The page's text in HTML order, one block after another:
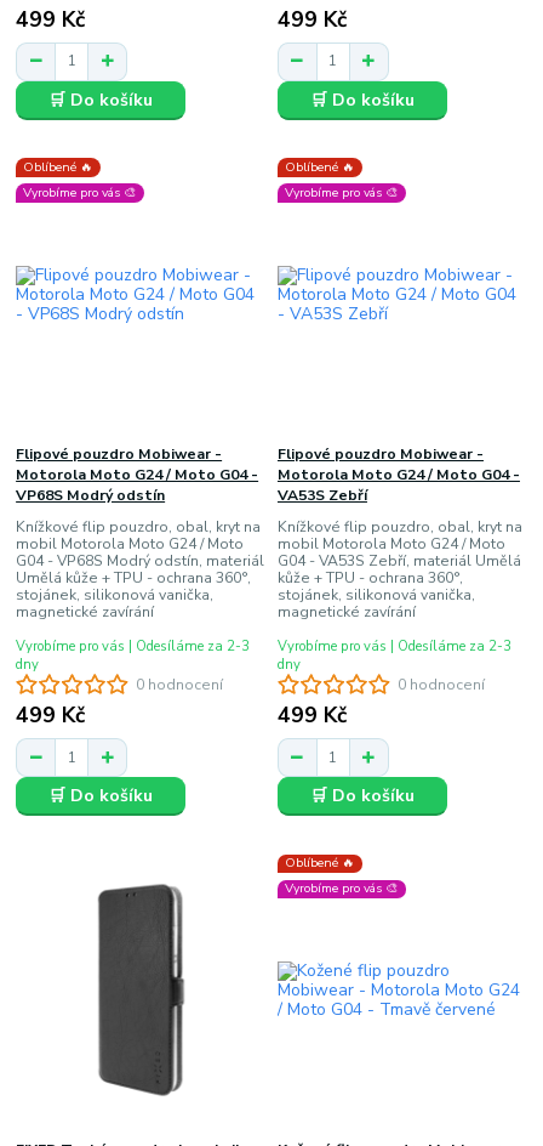
499 Kč
🛒 Do košíku
499 Kč
🛒 Do košíku
Oblíbené 🔥
Vyrobíme pro vás 🎨
0 hodnocení
Flipové pouzdro Mobiwear -
Motorola Moto G24 / Moto G04 -
VP68S Modrý odstín
Knížkové flip pouzdro, obal, kryt na
mobil Motorola Moto G24 / Moto
G04 - VP68S Modrý odstín, materiál
Umělá kůže + TPU - ochrana 360°,
stojánek, silikonová vanička,
magnetické zavírání
499 Kč
Vyrobíme pro vás | Odesíláme za 2-3
dny
🛒 Do košíku
Oblíbené 🔥
Vyrobíme pro vás 🎨
0 hodnocení
Flipové pouzdro Mobiwear -
Motorola Moto G24 / Moto G04 -
VA53S Zebří
Knížkové flip pouzdro, obal, kryt na
mobil Motorola Moto G24 / Moto
G04 - VA53S Zebří, materiál Umělá
kůže + TPU - ochrana 360°,
stojánek, silikonová vanička,
magnetické zavírání
499 Kč
Vyrobíme pro vás | Odesíláme za 2-3
dny
🛒 Do košíku
Oblíbené 🔥
Vyrobíme pro vás 🎨